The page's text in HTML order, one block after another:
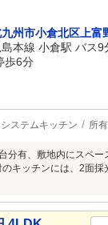
州市小倉北区上富
島本線 小倉駅 バス9
歩6分
システムキッチン 所
分有、敷地内にスペ
キッチンには、2面